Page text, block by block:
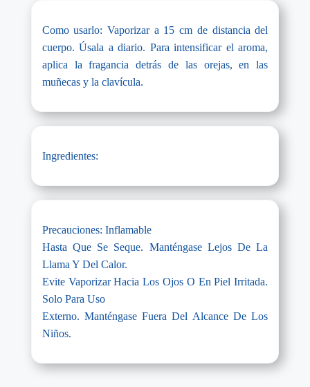
Como usarlo: Vaporizar a 15 cm de distancia del
cuerpo. Úsala a diario. Para intensificar el aroma,
aplica la fragancia detrás de las orejas, en las
muñecas y la clavícula.
Ingredientes:
Precauciones: Inflamable
Hasta Que Se Seque. Manténgase Lejos De La
Llama Y Del Calor.
Evite Vaporizar Hacia Los Ojos O En Piel Irritada.
Solo Para Uso
Externo. Manténgase Fuera Del Alcance De Los
Niños.